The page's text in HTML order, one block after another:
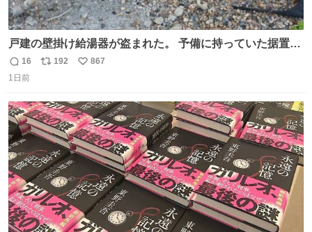
戸建の壁掛け給湯器が盗まれた。 予備に持っていた据置給
湯器があったのでガスやさんに設置してもらった。 工事費
9万円。 痛い出費。 防犯カメラ設置した。 物騒な時代にな
返
信
16
リ
ト
数
192
い
数
867
1日前